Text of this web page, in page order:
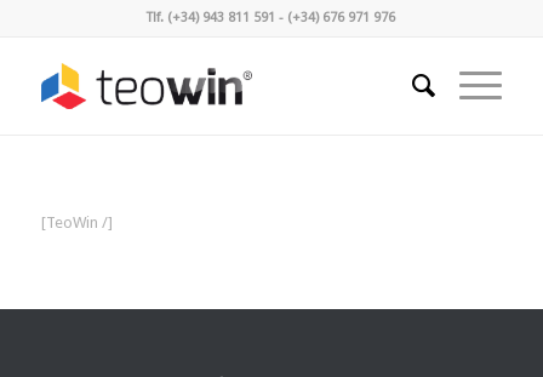
Tlf. (+34) 943 811 591 - (+34) 676 971 976
[TeoWin /]